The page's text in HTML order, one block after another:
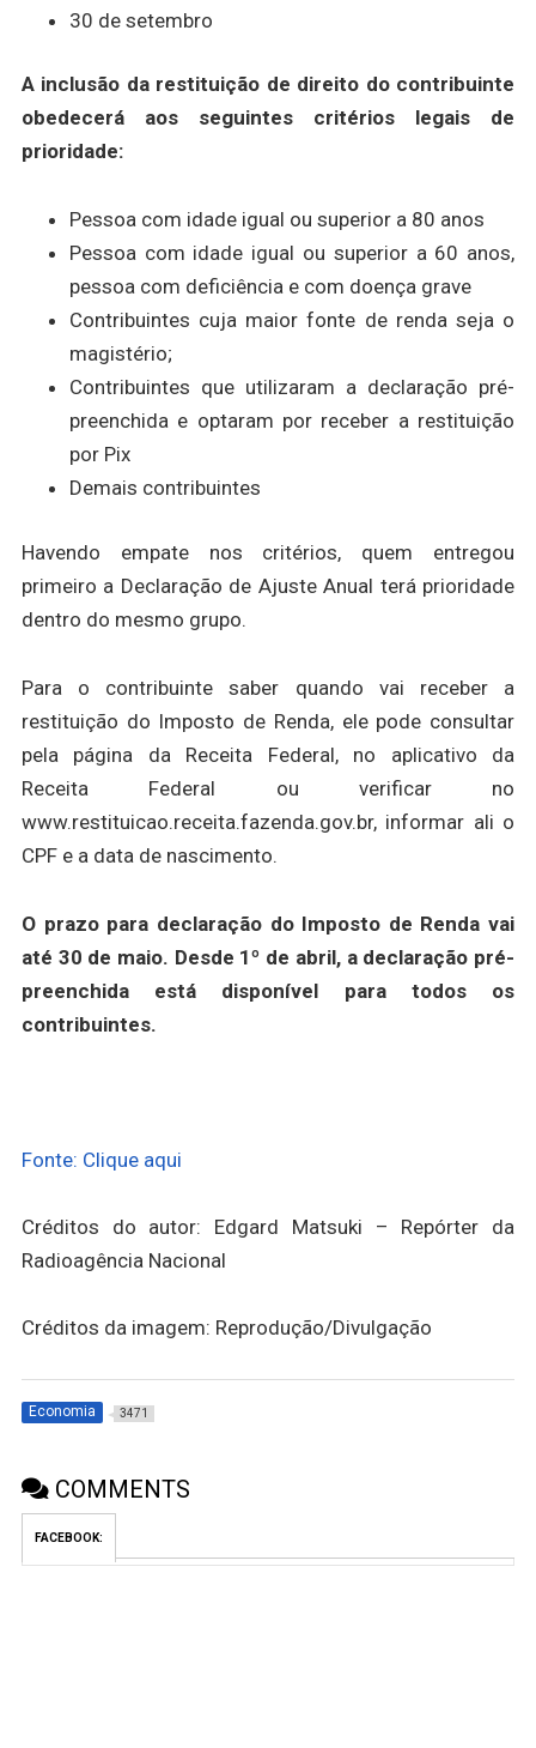
30 de setembro
A inclusão da restituição de direito do contribuinte
obedecerá aos seguintes critérios legais de
prioridade:
Pessoa com idade igual ou superior a 80 anos
Pessoa com idade igual ou superior a 60 anos,
pessoa com deficiência e com doença grave
Contribuintes cuja maior fonte de renda seja o
magistério;
Contribuintes que utilizaram a declaração pré-
preenchida e optaram por receber a restituição
por Pix
Demais contribuintes
Havendo empate nos critérios, quem entregou
primeiro a Declaração de Ajuste Anual terá prioridade
dentro do mesmo grupo.
Para o contribuinte saber quando vai receber a
restituição do Imposto de Renda, ele pode consultar
pela página da Receita Federal, no aplicativo da
Receita Federal ou verificar no
www.restituicao.receita.fazenda.gov.br, informar ali o
CPF e a data de nascimento.
O prazo para declaração do Imposto de Renda vai
até 30 de maio. Desde 1º de abril, a declaração pré-
preenchida está disponível para todos os
contribuintes.
Fonte: Clique aqui
Créditos do autor: Edgard Matsuki – Repórter da
Radioagência Nacional
Créditos da imagem: Reprodução/Divulgação
Economia 3471
COMMENTS
FACEBOOK: